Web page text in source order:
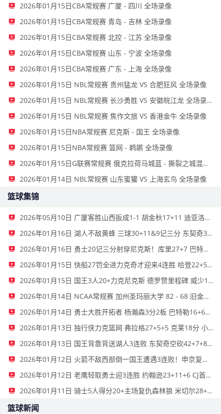
2026年01月15日CBA常规赛 广厦 - 四川 全场录像
2026年01月15日CBA常规赛 青岛 - 吉林 全场录像
2026年01月15日CBA常规赛 北控 - 江苏 全场录像
2026年01月15日CBA常规赛 山东 - 宁波 全场录像
2026年01月15日CBA常规赛 广东 - 上海 全场录像
2026年01月15日 NBL常规赛 贵州猛龙 VS 合肥狂风 全场录像
2026年01月15日 NBL常规赛 长沙勇胜 VS 安徽皖江龙 全场录像
2026年01月15日 NBL常规赛 焦作文旅 VS 香港金牛 全场录像
2026年01月15日NBA常规赛 尼克斯 - 国王 全场录像
2026年01月15日NBA常规赛 篮网 - 鹈鹕 全场录像
2026年01月15日G联赛常规赛 俄克拉荷马城蓝 - 撕裂之城混音 全场录像
2026年01月14日 NBL常规赛 山东蜜獾 VS 上海玄鸟 全场录像
篮球集锦
2026年05月10日 广厦客胜山西扳成1-1 胡金秋17+11 迪亚洛关键上篮不中
2026年01月16日 湖人不敌黄蜂 三球30+11&9记三分 东契奇39分 詹姆斯29+9+6
2026年01月16日 勇士20记三分射穿尼克斯！库里27+7 巴特勒32+8 穆迪三分9中7
2026年01月15日 快船27罚全进力克奇才迎来4连胜 哈登22+5+8 伦纳德33分4断
2026年01月15日 国王3人20+力克尼克斯 德罗赞里程碑 威少11助 布伦森伤退
2026年01月14日 NCAA常规赛 加州圣玛丽大学 82 - 68 旧金山大学 全场集锦
2026年01月14日 勇士大胜开拓者 杨瀚森3分2板 巴特勒16+6+5 库里9中2送11助
2026年01月13日 独行侠力克篮网 弗拉格27+5+5 克莱18分 小波特28+9
2026年01月13日 国王背靠背送湖人3连败 东契奇空砍42+7+8+4断 威少22+5+7
2026年01月12日 火箭不敌西部倒一国王遭遇3连败！申京复出19+9 阿门31+13+6
2026年01月12日 老鹰轻取勇士迎3连胜 约翰逊23+11+6 CJ首秀12分 库里31+5
2026年01月11日 骑士5人得分20+主场复仇森林狼 米切尔28+8 爱德华兹25+5
篮球新闻